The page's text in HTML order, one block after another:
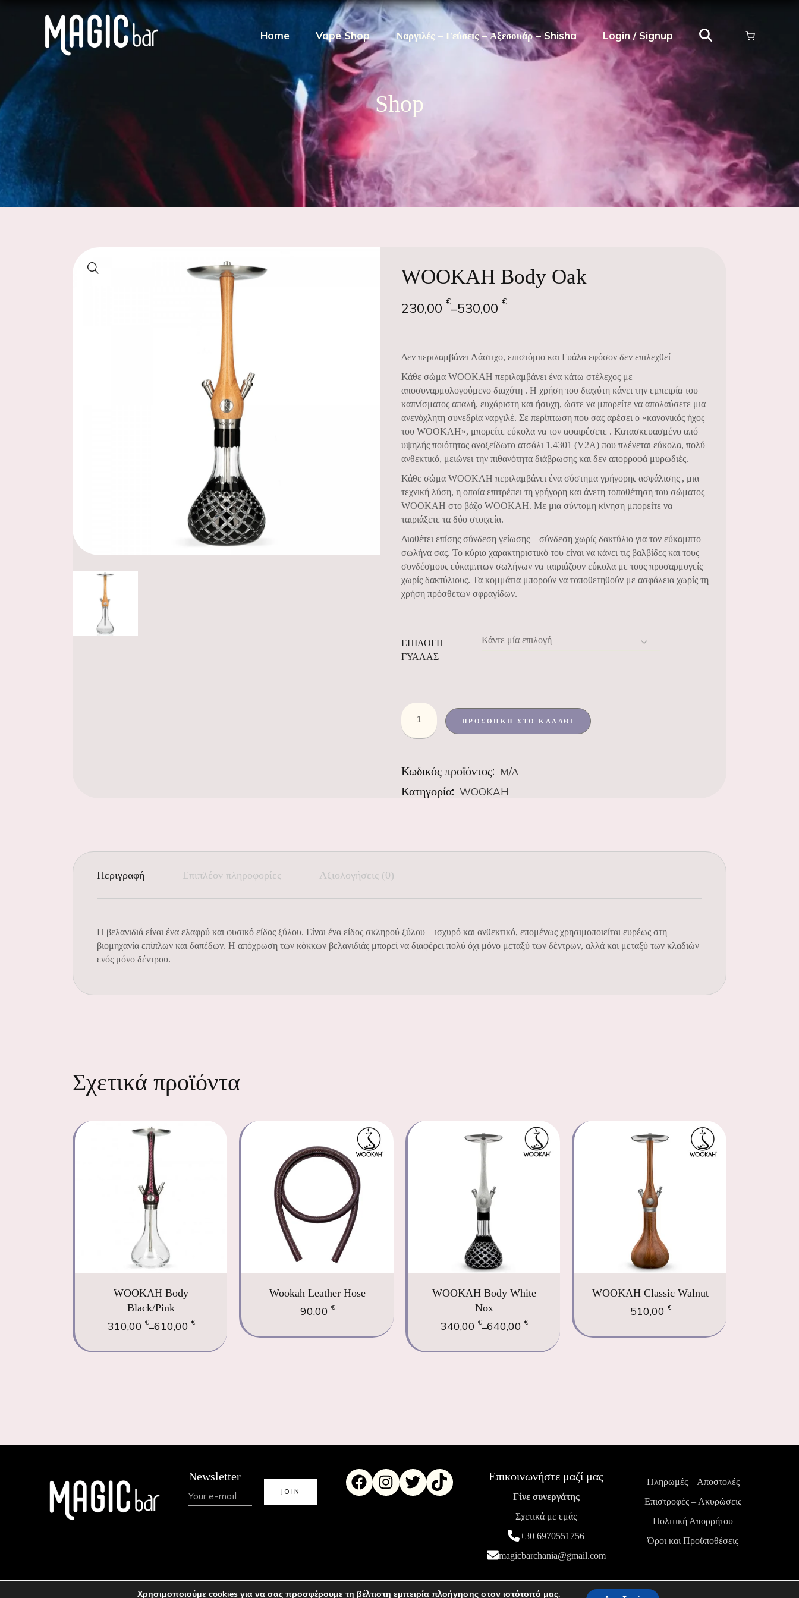
Home Vape Shop Ναργιλές – Γεύσεις – Αξεσουάρ – Shisha Login / Signup
Shop
WOOKAH Body Oak
230,00 €–530,00 €
Δεν περιλαμβάνει Λάστιχο, επιστόμιο και Γυάλα εφόσον δεν επιλεχθεί
Κάθε σώμα WOOKAH περιλαμβάνει ένα κάτω στέλεχος με
αποσυναρμολογούμενο διαχύτη . Η χρήση του διαχύτη κάνει την εμπειρία του
καπνίσματος απαλή, ευχάριστη και ήσυχη, ώστε να μπορείτε να απολαύσετε μια
ανενόχλητη συνεδρία ναργιλέ. Σε περίπτωση που σας αρέσει ο «κανονικός ήχος
του WOOKAH», μπορείτε εύκολα να τον αφαιρέσετε . Κατασκευασμένο από
υψηλής ποιότητας ανοξείδωτο ατσάλι 1.4301 (V2A) που πλένεται εύκολα, πολύ
ανθεκτικό, μειώνει την πιθανότητα διάβρωσης και δεν απορροφά μυρωδιές.
Κάθε σώμα WOOKAH περιλαμβάνει ένα σύστημα γρήγορης ασφάλισης , μια
τεχνική λύση, η οποία επιτρέπει τη γρήγορη και άνετη τοποθέτηση του σώματος
WOOKAH στο βάζο WOOKAH. Με μια σύντομη κίνηση μπορείτε να
ταιριάξετε τα δύο στοιχεία.
Διαθέτει επίσης σύνδεση γείωσης – σύνδεση χωρίς δακτύλιο για τον εύκαμπτο
σωλήνα σας. Το κύριο χαρακτηριστικό του είναι να κάνει τις βαλβίδες και τους
συνδέσμους εύκαμπτων σωλήνων να ταιριάζουν εύκολα με τους προσαρμογείς
χωρίς δακτύλιους. Τα κομμάτια μπορούν να τοποθετηθούν με ασφάλεια χωρίς τη
χρήση πρόσθετων σφραγίδων.
ΕΠΙΛΟΓΗ
ΓΥΑΛΑΣ
Κάντε μία επιλογή
ΠΡΟΣΘΉΚΗ ΣΤΟ ΚΑΛΆΘΙ
Κωδικός προϊόντος: Μ/Δ
Κατηγορία: WOOKAH
Περιγραφή Επιπλέον πληροφορίες Αξιολογήσεις (0)
Η βελανιδιά είναι ένα ελαφρύ και φυσικό είδος ξύλου. Είναι ένα είδος σκληρού ξύλου – ισχυρό και ανθεκτικό, επομένως χρησιμοποιείται ευρέως στη
βιομηχανία επίπλων και δαπέδων. Η απόχρωση των κόκκων βελανιδιάς μπορεί να διαφέρει πολύ όχι μόνο μεταξύ των δέντρων, αλλά και μεταξύ των κλαδιών
ενός μόνο δέντρου.
Σχετικά προϊόντα
WOOKAH Body
Black/Pink
310,00 €–610,00 €
Wookah Leather Hose
90,00 €
WOOKAH Body White
Nox
340,00 €–640,00 €
WOOKAH Classic Walnut
510,00 €
Newsletter Επικοινωνήστε μαζί μας
Γίνε συνεργάτης
Σχετικά με εμάς
+30 6970551756
magicbarchania@gmail.com
Πληρωμές – Αποστολές
Επιστροφές – Ακυρώσεις
Πολιτική Απορρήτου
Όροι και Προϋποθέσεις
Χρησιμοποιούμε cookies για να σας προσφέρουμε τη βέλτιστη εμπειρία πλοήγησης στον ιστότοπό μας.